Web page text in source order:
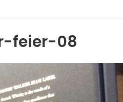
feier-08